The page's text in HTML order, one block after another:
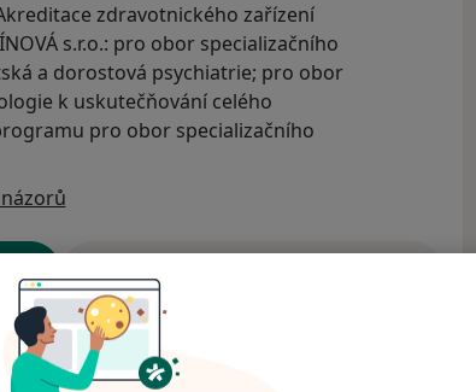
zdravotnického zařízení
s.r.o.: pro obor specializačního
a dorostová psychiatrie; pro obor
k uskutečňování celého
pro obor specializačního
Adresy Názory pacientů (427)